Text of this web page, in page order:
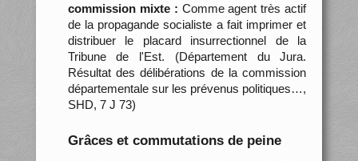
commission mixte : Comme agent très actif
de la propagande socialiste a fait imprimer et
distribuer le placard insurrectionnel de la
Tribune de l'Est. (Département du Jura.
Résultat des délibérations de la commission
départementale sur les prévenus politiques…,
SHD, 7 J 73)
Grâces et commutations de peine